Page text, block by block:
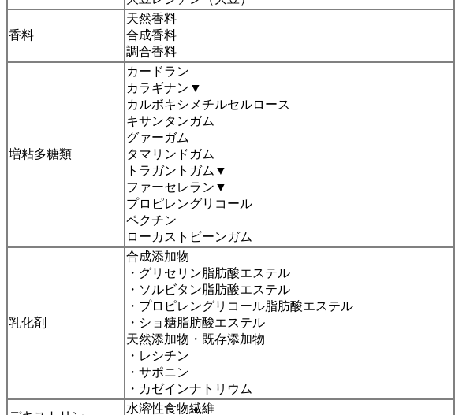
香料
天然香料
合成香料
調合香料
増粘多糖類
カードラン
カラギナン▼
カルボキシメチルセルロース
キサンタンガム
グァーガム
タマリンドガム
トラガントガム▼
ファーセレラン▼
プロピレングリコール
ペクチン
ローカストビーンガム
乳化剤
合成添加物
・グリセリン脂肪酸エステル
・ソルビタン脂肪酸エステル
・プロピレングリコール脂肪酸エステル
・ショ糖脂肪酸エステル
天然添加物・既存添加物
・レシチン
・サポニン
・カゼインナトリウム
水溶性食物繊維